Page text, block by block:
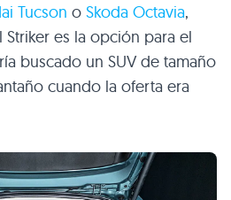
Tucson o Skoda Octavia,
Striker es la opción para el
buscado un SUV de tamaño
cuando la oferta era